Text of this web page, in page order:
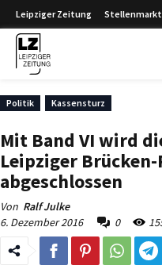
Leipziger Zeitung Stellenmarkt
Politik Kassensturz
Mit Band VI wird
Leipziger
abgeschlossen
Von Ralf Julke
6. Dezember 2016
0